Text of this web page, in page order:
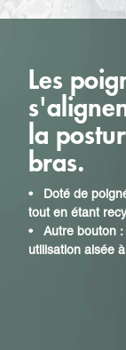
Les
la
bras.
•
Doté de
tout en étant
•
Autre bouton
utilisation aisée